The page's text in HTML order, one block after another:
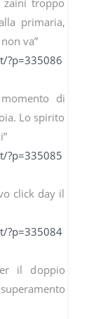
troppo
primaria,
va”
?p=335086
di
Lo spirito
?p=335085
click day il
?p=335084
il doppio